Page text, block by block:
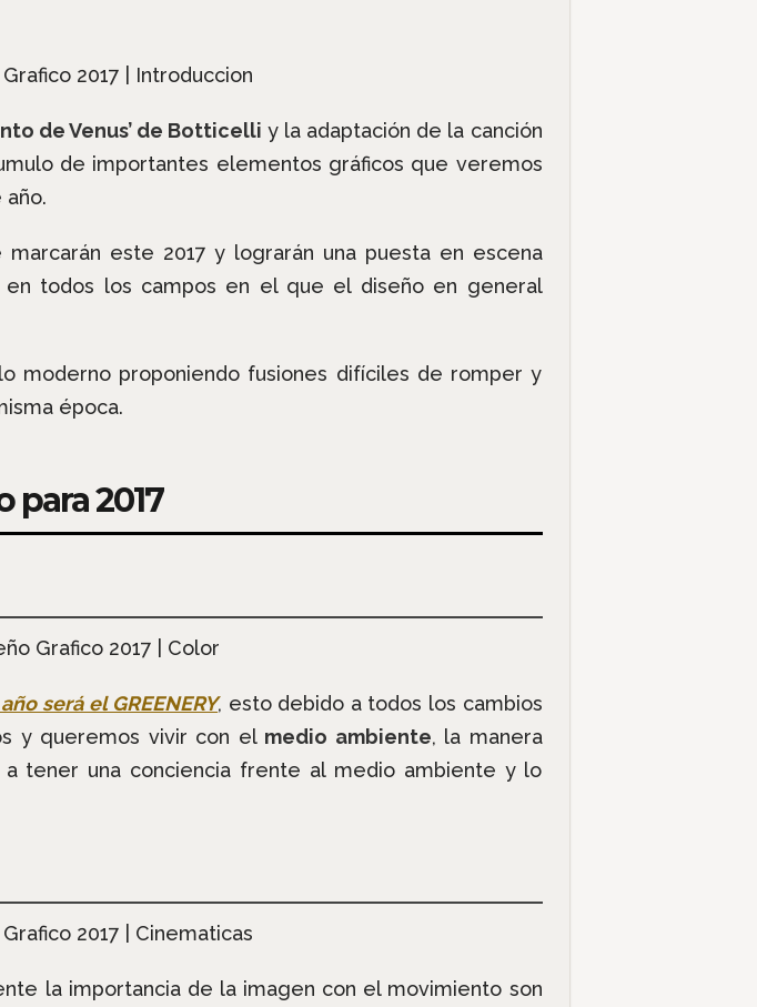
de Venus’ de Botticelli y la adaptación de la canción
de importantes elementos gráficos que veremos
marcarán este 2017 y lograrán una puesta en escena
todos los campos en el que el diseño en general
moderno proponiendo fusiones difíciles de romper y
época.
para 2017
será el GREENERY, esto debido a todos los cambios
y queremos vivir con el medio ambiente, la manera
tener una conciencia frente al medio ambiente y lo
la importancia de la imagen con el movimiento son